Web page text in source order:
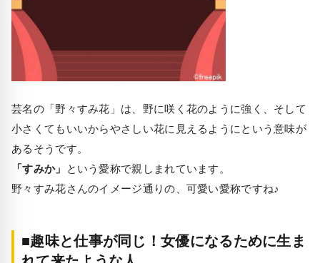
芸名の「野々すみ花」は、野に咲く花のように強く、そして
小さくてもいいからやさしい花に見えるようにという意味が
あるそうです。
「すみか」 という愛称で親しまれています。
野々すみ花さんのイメージ通りの、可愛い愛称ですね♪
■趣味と仕事が同じ！女優になるために生ま